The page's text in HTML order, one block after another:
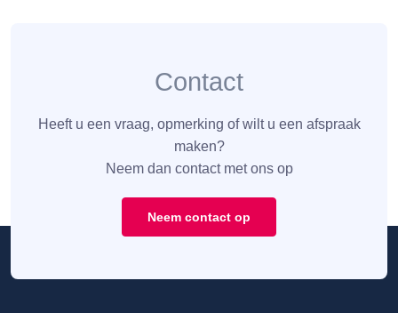
Contact
Heeft u een vraag, opmerking of wilt u een afspraak
maken?
Neem dan contact met ons op
Neem contact op